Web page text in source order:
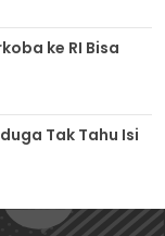
ke RI Bisa
Tak Tahu Isi